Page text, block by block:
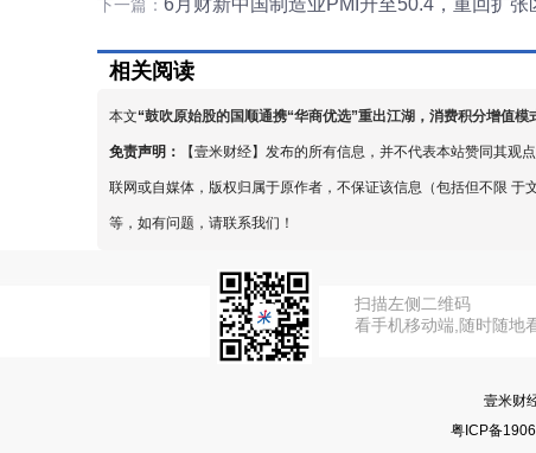
下一篇： 6月财新中国制造业PMI升至50.4，重回扩张
相关阅读
本文“鼓吹原始股的国顺通携“华商优选”重出江湖，消费积分增值模
免责声明： 【壹米财经】发布的所有信息，并不代表本站赞同其
联网或自媒体，版权归属于原作者，不保证该信息（包括但不限
等，如有问题，请联系我们！
扫描左侧二维码
看手机移动端,随时随地
壹米财
粤ICP备